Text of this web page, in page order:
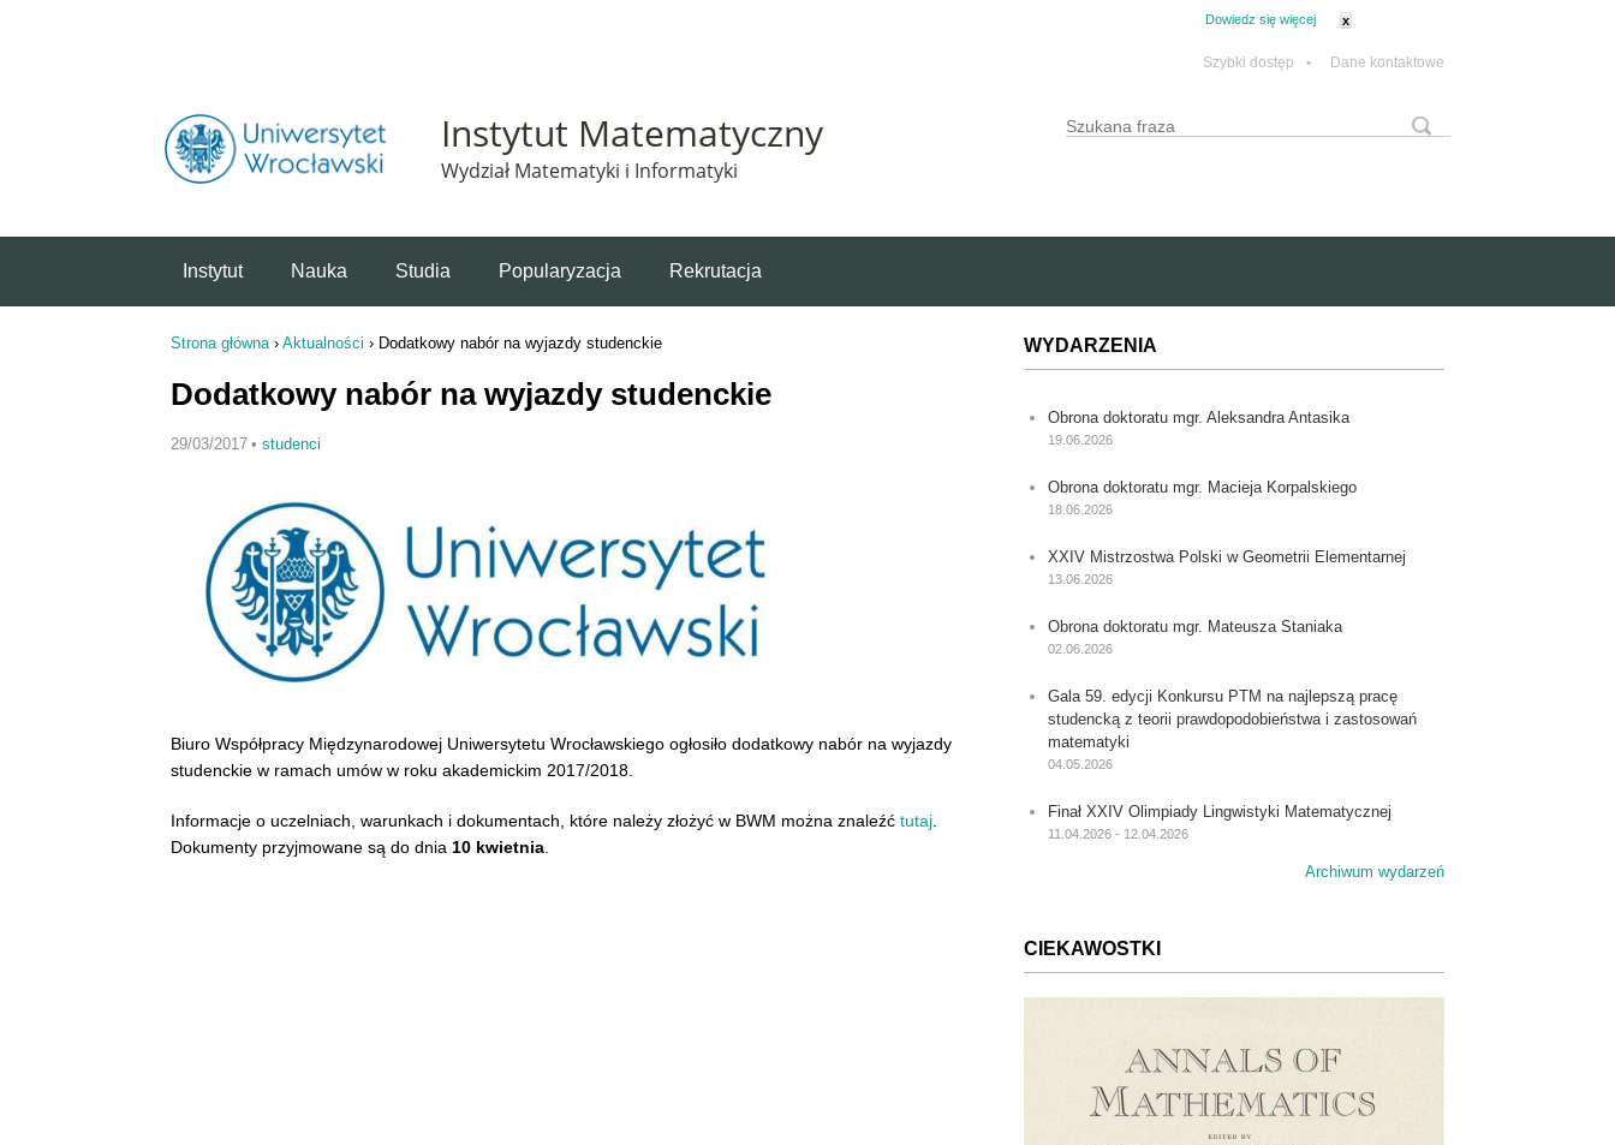
Dowiedz się więcej x
Szybki dostęp • Dane kontaktowe
Instytut Matematyczny
Wydział Matematyki i Informatyki
Formularz wyszukiwania
Wyszukaj
Instytut Nauka Studia Popularyzacja Rekrutacja
Strona główna› Aktualności › Dodatkowy nabór na wyjazdy studenckie
Dodatkowy nabór na wyjazdy studenckie
29/03/2017 • studenci
Biuro Współpracy Międzynarodowej Uniwersytetu Wrocławskiego ogłosiło dodatkowy nabór na wyjazdy
studenckie w ramach umów w roku akademickim 2017/2018.
Informacje o uczelniach, warunkach i dokumentach, które należy złożyć w BWM można znaleźć tutaj
Dokumenty przyjmowane są do dnia 10 kwietnia
WYDARZENIA
Obrona doktoratu mgr. Aleksandra Antasika
19.06.2026
Obrona doktoratu mgr. Macieja Korpalskiego
18.06.2026
XXIV Mistrzostwa Polski w Geometrii Elementarnej
13.06.2026
Obrona doktoratu mgr. Mateusza Staniaka
02.06.2026
Gala 59. edycji Konkursu PTM na najlepszą pracę
studencką z teorii prawdopodobieństwa i zastosowań
matematyki
04.05.2026
Finał XXIV Olimpiady Lingwistyki Matematycznej
11.04.2026 - 12.04.2026
Archiwum wydarzeń
CIEKAWOSTKI